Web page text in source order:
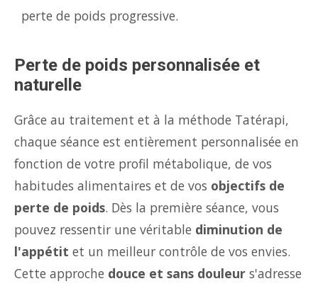
perte de poids progressive.
Perte de poids personnalisée et
naturelle
Grâce au traitement et à la méthode Tatérapi,
chaque séance est entièrement personnalisée en
fonction de votre profil métabolique, de vos
habitudes alimentaires et de vos objectifs de
perte de poids. Dès la première séance, vous
pouvez ressentir une véritable diminution de
l'appétit et un meilleur contrôle de vos envies.
Cette approche douce et sans douleur s'adresse